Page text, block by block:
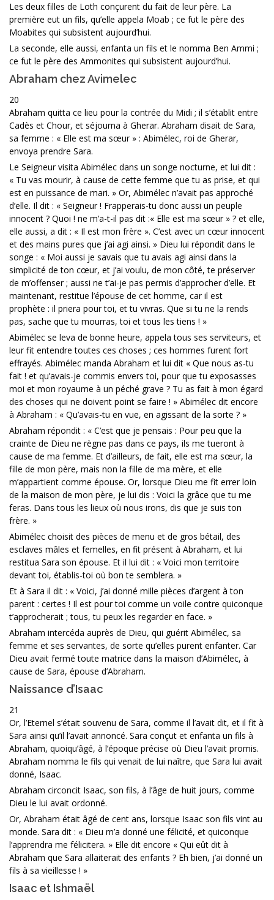
Les deux filles de Loth conçurent du fait de leur père. La
première eut un fils, qu’elle appela Moab ; ce fut le père des
Moabites qui subsistent aujourd’hui.
La seconde, elle aussi, enfanta un fils et le nomma Ben Ammi ;
ce fut le père des Ammonites qui subsistent aujourd’hui.
Abraham chez Avimelec
20
Abraham quitta ce lieu pour la contrée du Midi ; il s’établit entre
Cadès et Chour, et séjourna à Gherar. Abraham disait de Sara,
sa femme : « Elle est ma sœur » : Abimélec, roi de Gherar,
envoya prendre Sara.
Le Seigneur visita Abimélec dans un songe nocturne, et lui dit :
« Tu vas mourir, à cause de cette femme que tu as prise, et qui
est en puissance de mari. » Or, Abimélec n’avait pas approché
d’elle. Il dit : « Seigneur ! Frapperais-tu donc aussi un peuple
innocent ? Quoi ! ne m’a-t-il pas dit :« Elle est ma sœur » ? et elle,
elle aussi, a dit : « Il est mon frère ». C’est avec un cœur innocent
et des mains pures que j’ai agi ainsi. » Dieu lui répondit dans le
songe : « Moi aussi je savais que tu avais agi ainsi dans la
simplicité de ton cœur, et j’ai voulu, de mon côté, te préserver
de m’offenser ; aussi ne t’ai-je pas permis d’approcher d’elle. Et
maintenant, restitue l’épouse de cet homme, car il est
prophète : il priera pour toi, et tu vivras. Que si tu ne la rends
pas, sache que tu mourras, toi et tous les tiens ! »
Abimélec se leva de bonne heure, appela tous ses serviteurs, et
leur fit entendre toutes ces choses ; ces hommes furent fort
effrayés. Abimélec manda Abraham et lui dit « Que nous as-tu
fait ! et qu’avais-je commis envers toi, pour que tu exposasses
moi et mon royaume à un péché grave ? Tu as fait à mon égard
des choses qui ne doivent point se faire ! » Abimélec dit encore
à Abraham : « Qu’avais-tu en vue, en agissant de la sorte ? »
Abraham répondit : « C’est que je pensais : Pour peu que la
crainte de Dieu ne règne pas dans ce pays, ils me tueront à
cause de ma femme. Et d’ailleurs, de fait, elle est ma sœur, la
fille de mon père, mais non la fille de ma mère, et elle
m’appartient comme épouse. Or, lorsque Dieu me fit errer loin
de la maison de mon père, je lui dis : Voici la grâce que tu me
feras. Dans tous les lieux où nous irons, dis que je suis ton
frère. »
Abimélec choisit des pièces de menu et de gros bétail, des
esclaves mâles et femelles, en fit présent à Abraham, et lui
restitua Sara son épouse. Et il lui dit : « Voici mon territoire
devant toi, établis-toi où bon te semblera. »
Et à Sara il dit : « Voici, j’ai donné mille pièces d’argent à ton
parent : certes ! Il est pour toi comme un voile contre quiconque
t’approcherait ; tous, tu peux les regarder en face. »
Abraham intercéda auprès de Dieu, qui guérit Abimélec, sa
femme et ses servantes, de sorte qu’elles purent enfanter. Car
Dieu avait fermé toute matrice dans la maison d’Abimélec, à
cause de Sara, épouse d’Abraham.
Naissance d’Isaac
21
Or, l’Eternel s’était souvenu de Sara, comme il l’avait dit, et il fit à
Sara ainsi qu’il l’avait annoncé. Sara conçut et enfanta un fils à
Abraham, quoiqu’âgé, à l’époque précise où Dieu l’avait promis.
Abraham nomma le fils qui venait de lui naître, que Sara lui avait
donné, Isaac.
Abraham circoncit Isaac, son fils, à l’âge de huit jours, comme
Dieu le lui avait ordonné.
Or, Abraham était âgé de cent ans, lorsque Isaac son fils vint au
monde. Sara dit : « Dieu m’a donné une félicité, et quiconque
l’apprendra me félicitera. » Elle dit encore « Qui eût dit à
Abraham que Sara allaiterait des enfants ? Eh bien, j’ai donné un
fils à sa vieillesse ! »
Isaac et Ishmaël